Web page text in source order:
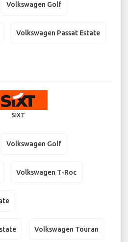
Volkswagen Golf
Volkswagen Passat Estate
SIXT
Volkswagen Golf
Volkswagen T-Roc
Volkswagen Touran